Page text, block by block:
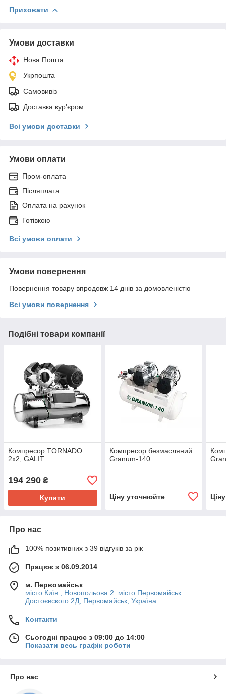
Приховати
Умови доставки
Нова Пошта
Укрпошта
Самовивіз
Доставка кур'єром
Всі умови доставки
Умови оплати
Пром-оплата
Післяплата
Оплата на рахунок
Готівкою
Всі умови оплати
Умови повернення
Повернення товару впродовж 14 днів за домовленістю
Всі умови повернення
Подібні товари компанії
Компресор TORNADO
2х2, GALIT
194 290 ₴
Купити
Компресор безмасляний
Granum-140
Ціну уточнюйте
Про нас
100% позитивних з 39 відгуків за рік
Працює з 06.09.2014
м. Первомайськ
місто Київ , Новопольова 2 .місто Первомайськ
Достоєвского 2Д, Первомайськ, Україна
Контакти
Сьогодні працює з 09:00 до 14:00
Показати весь графік роботи
Про нас